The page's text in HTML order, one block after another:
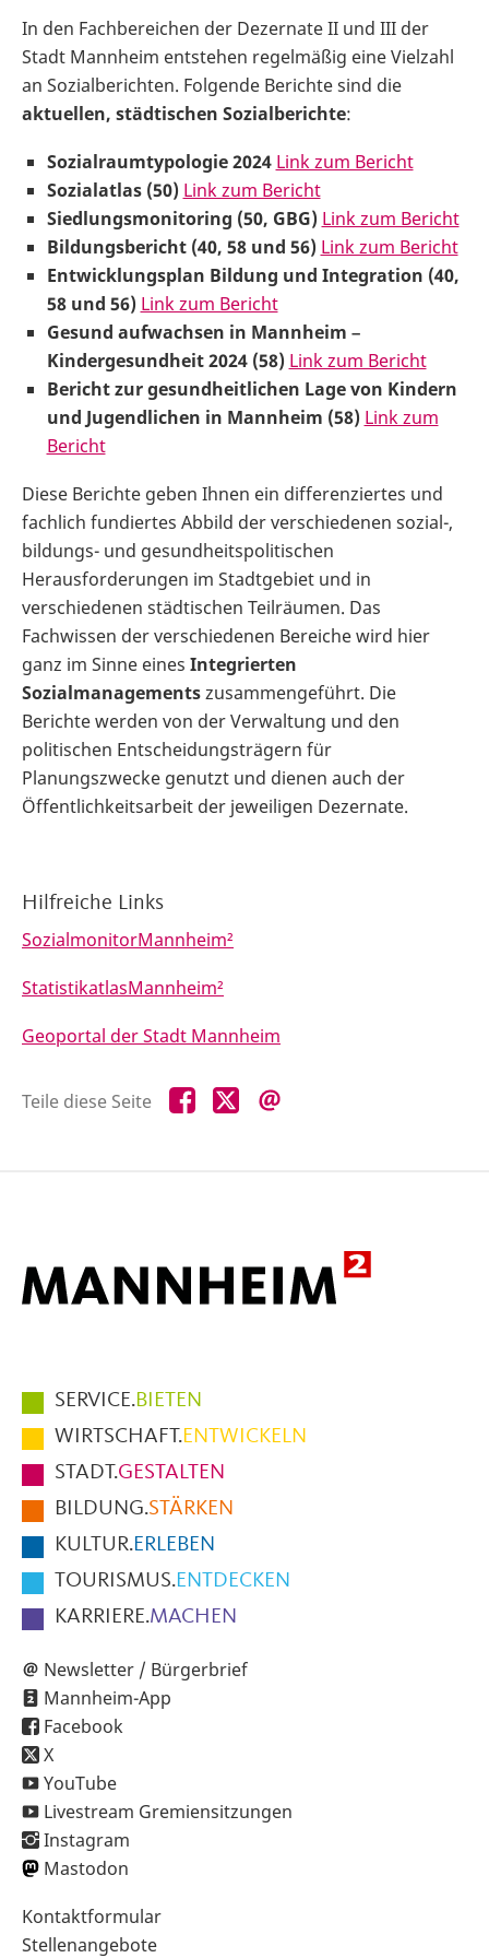
In den Fachbereichen der Dezernate II und III der
Stadt Mannheim entstehen regelmäßig eine Vielzahl
an Sozialberichten. Folgende Berichte sind die
aktuellen, städtischen Sozialberichte:
Sozialraumtypologie 2024 Link zum Bericht
Sozialatlas (50) Link zum Bericht
Siedlungsmonitoring (50, GBG) Link zum Bericht
Bildungsbericht (40, 58 und 56) Link zum Bericht
Entwicklungsplan Bildung und Integration (40,
58 und 56) Link zum Bericht
Gesund aufwachsen in Mannheim –
Kindergesundheit 2024 (58) Link zum Bericht
Bericht zur gesundheitlichen Lage von Kindern
und Jugendlichen in Mannheim (58) Link zum
Bericht
Diese Berichte geben Ihnen ein differenziertes und
fachlich fundiertes Abbild der verschiedenen sozial-,
bildungs- und gesundheitspolitischen
Herausforderungen im Stadtgebiet und in
verschiedenen städtischen Teilräumen. Das
Fachwissen der verschiedenen Bereiche wird hier
ganz im Sinne eines Integrierten
Sozialmanagementszusammengeführt. Die
Berichte werden von der Verwaltung und den
politischen Entscheidungsträgern für
Planungszwecke genutzt und dienen auch der
Öffentlichkeitsarbeit der jeweiligen Dezernate.
Hilfreiche Links
SozialmonitorMannheim²
StatistikatlasMannheim²
Geoportal der Stadt Mannheim
Teile diese Seite Teile
diese
Teile
diese
Hauptmenüpunkte
im
Fußbereich
der
Seite
SERVICE.BIETEN
WIRTSCHAFT.ENTWICKELN
STADT.GESTALTEN
BILDUNG.STÄRKEN
KULTUR.ERLEBEN
TOURISMUS.ENTDECKEN
KARRIERE.MACHEN
Newsletter / Bürgerbrief
Mannheim-App
Facebook
X
YouTube
Livestream Gremiensitzungen
Instagram
Mastodon
Sekundärnavigation
im
Kontaktformular
Stellenangebote